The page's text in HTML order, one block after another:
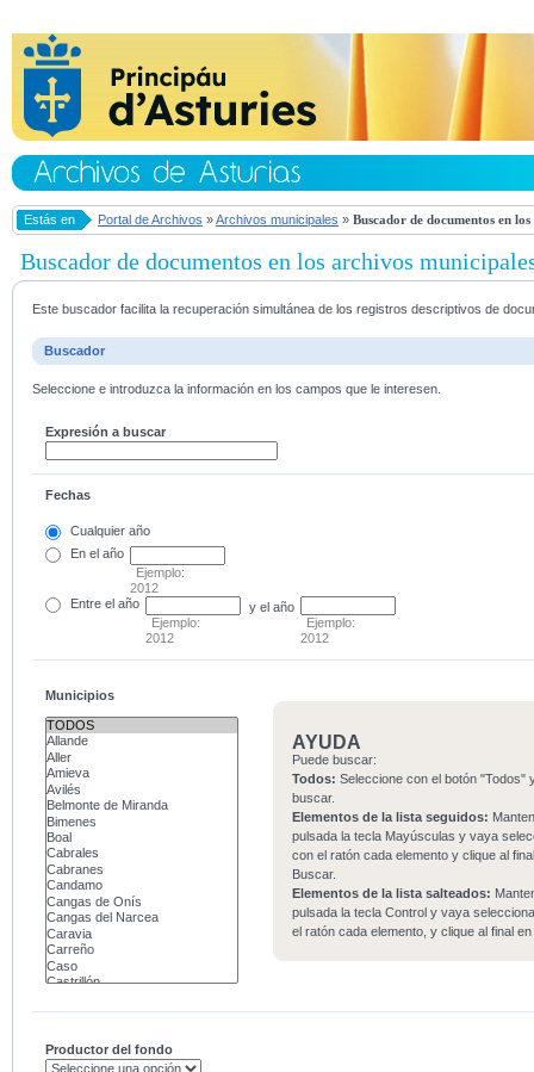
Estás en Portal de Archivos »Archivos municipales » Buscador de documentos en
Buscador de documentos en los archivos
Este buscador facilita la recuperación simultánea de los registros descriptivos de
Buscador
Seleccione e introduzca la información en los campos que le interesen.
Expresión a buscar
Fechas
Cualquier año
En el año
Ejemplo:
2012
Entre el año
Ejemplo:
2012
y el año
Ejemplo:
2012
Municipios
AYUDA
Puede buscar:
Todos: Seleccione con el botón "Todos"
buscar.
Elementos de la lista seguidos:
pulsada la tecla Mayúsculas y vaya
con el ratón cada elemento y clique al
Buscar.
Elementos de la lista salteados:
pulsada la tecla Control y vaya
el ratón cada elemento, y clique al final
Productor del fondo